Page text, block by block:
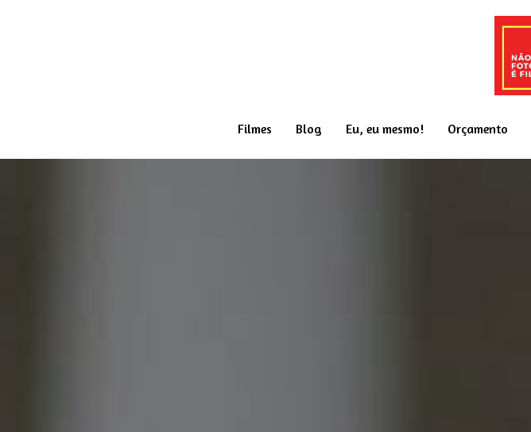
Filmes Blog Eu, eu mesmo! Orçamento